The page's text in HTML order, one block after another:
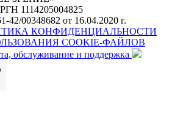
1114205004825
42/00348682 от 16.04.2020 г.
КОНФИДЕНЦИАЛЬНОСТИ
COOKIE-ФАЙЛОВ
обслуживание и поддержка